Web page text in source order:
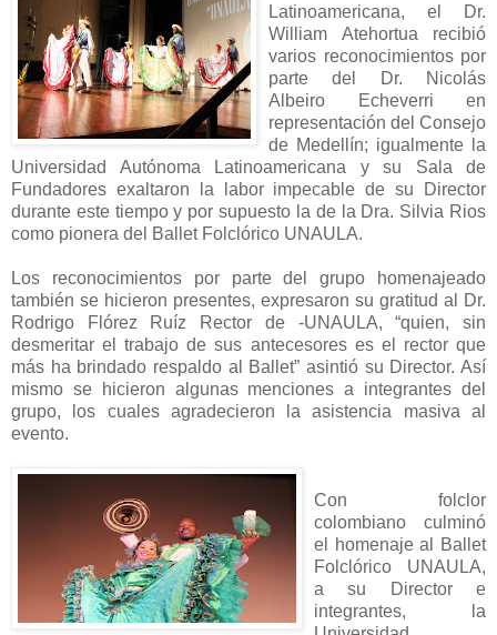
Latinoamericana, el Dr.
William Atehortua recibió
varios reconocimientos por
parte del Dr. Nicolás
Albeiro Echeverri en
representación del Consejo
de Medellín; igualmente la
Universidad Autónoma Latinoamericana y su Sala de
Fundadores exaltaron la labor impecable de su Director
durante este tiempo y por supuesto la de la Dra. Silvia Rios
como pionera del Ballet Folclórico UNAULA.
Los reconocimientos por parte del grupo homenajeado
también se hicieron presentes, expresaron su gratitud al Dr.
Rodrigo Flórez Ruíz Rector de -UNAULA, “quien, sin
desmeritar el trabajo de sus antecesores es el rector que
más ha brindado respaldo al Ballet” asintió su Director. Así
mismo se hicieron algunas menciones a integrantes del
grupo, los cuales agradecieron la asistencia masiva al
evento.
Con folclor
colombiano culminó
el homenaje al Ballet
Folclórico UNAULA,
a su Director e
integrantes, la